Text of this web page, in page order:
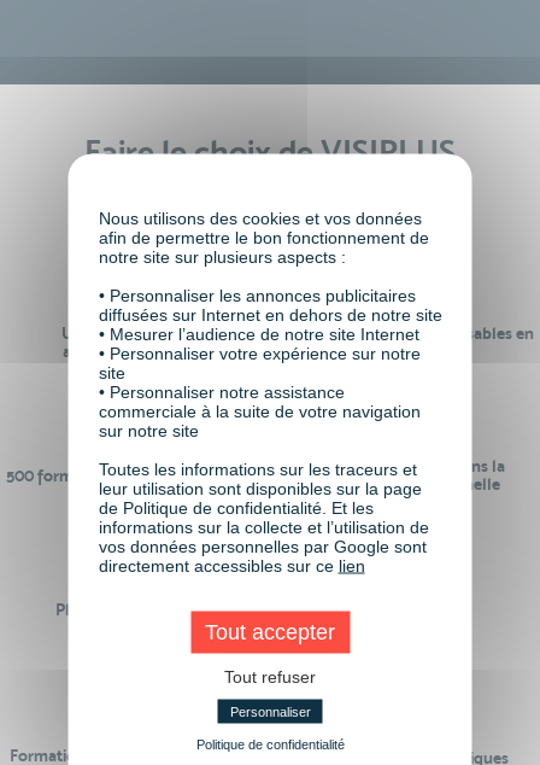
Faire le choix de VISIPLUS
Un réseau de 22 000
anciens participants
100% des formations réalisables en
digital learning
500 formations pour se préparer au
monde de demain
24 ans d'expérience dans la
formation professionnelle
Plus de 50 formations
Des intervenants
Formations réalisables pendant ou
Des contenus pédagogiques
Nous utilisons des cookies et vos données
afin de permettre le bon fonctionnement de
notre site sur plusieurs aspects :
• Personnaliser les annonces publicitaires
diffusées sur Internet en dehors de notre site
• Mesurer l’audience de notre site Internet
• Personnaliser votre expérience sur notre
site
• Personnaliser notre assistance
commerciale à la suite de votre navigation
sur notre site
Toutes les informations sur les traceurs et
leur utilisation sont disponibles sur la page
de Politique de confidentialité. Et les
informations sur la collecte et l’utilisation de
vos données personnelles par Google sont
directement accessibles sur ce lien
Tout accepter
Tout refuser
Personnaliser
Politique de confidentialité